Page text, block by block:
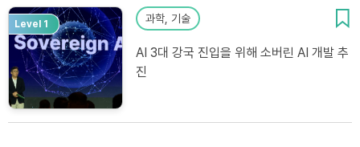
Level 1 과학, 기술
AI 3대 강국 진입을 위해 소버린 AI 개발 추
진